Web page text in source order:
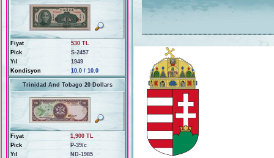
Fiyat
530 TL
Pick
S-2457
Yıl
1949
Kondisyon
10.0 / 10.0
Trinidad And Tobago 20 Dollars
Fiyat
1,900 TL
Pick
P-39/c
Yıl
ND-1985